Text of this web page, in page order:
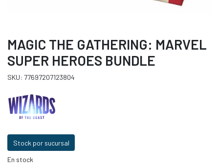
MAGIC THE GATHERING: MARVEL
SUPER HEROES BUNDLE
SKU: 77697207123804
Stock por sucursal
En stock